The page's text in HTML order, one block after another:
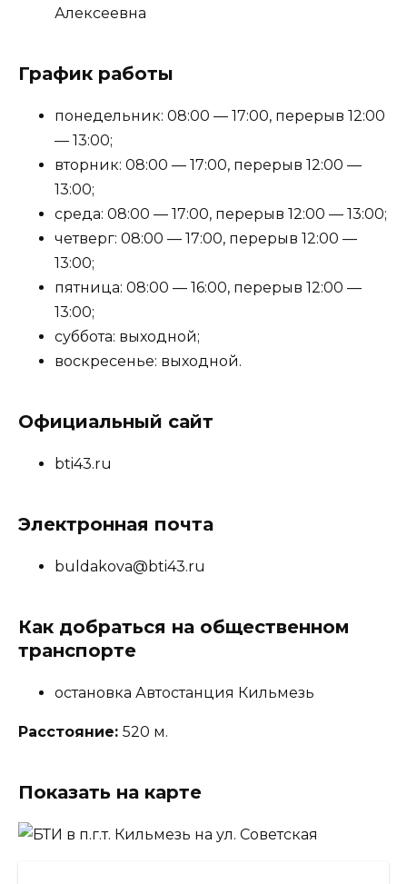
Алексеевна
График работы
понедельник: 08:00 — 17:00, перерыв 12:00
— 13:00;
вторник: 08:00 — 17:00, перерыв 12:00 —
13:00;
среда: 08:00 — 17:00, перерыв 12:00 — 13:00;
четверг: 08:00 — 17:00, перерыв 12:00 —
13:00;
пятница: 08:00 — 16:00, перерыв 12:00 —
13:00;
суббота: выходной;
воскресенье: выходной.
Официальный сайт
bti43.ru
Электронная почта
buldakova@bti43.ru
Как добраться на общественном
транспорте
остановка Автостанция Кильмезь
Расстояние: 520 м.
Показать на карте